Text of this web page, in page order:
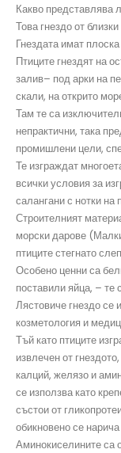
Какво представлява
Това гнездо от
Гнездата имат
Птиците гнездят на
залив– под арки на
скали, на открито
Там те са
непрактични, така
промишлени цели,
Те изграждат
всички условия за
салангани с нотки на
Строителният
морски дарове
птиците стегнато
Особено ценни са
поставили яйца, –
Лястовиче гнездосе
козметология и
Тъй като птиците
извлечен от
калций, желязо и
се използва като
състои от
обикновено се
Аминокиселините са